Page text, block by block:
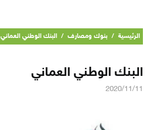
الرئيسية / بنوك ومصارف / البنك الوطني العماني
البنك الوطني العماني
2020/11/11